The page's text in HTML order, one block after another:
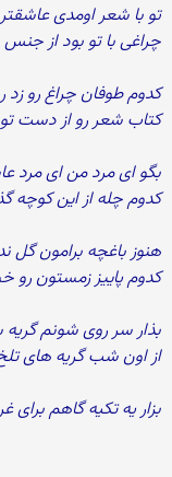
تو با شعر اومدی
چراغی با تو بود از
کدوم طوفان چراغ رو
کتاب شعر رو از دست تو
بگو ای مرد من ای مرد
کدوم چله از این کوچه
هنوز باغچه برامون گل
کدوم پاییز زمستون رو
بذار سر روی شونم
از اون شب گریه های
بزار یه تکیه گاهم